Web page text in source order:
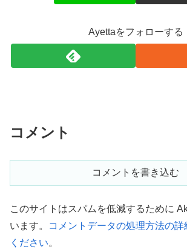
Ayettaをフォローする
コメント
コメントを書き込む
このサイトはスパムを低減するために
います。
コメントデータの処理方法の
ください。